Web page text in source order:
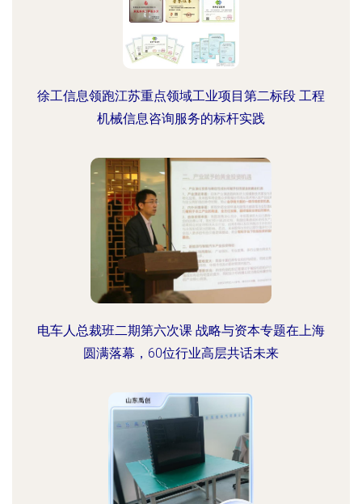
徐工信息领跑江苏重点领域工业项目第二标段 工程
机械信息咨询服务的标杆实践
电车人总裁班二期第六次课 战略与资本专题在上海
圆满落幕，60位行业高层共话未来